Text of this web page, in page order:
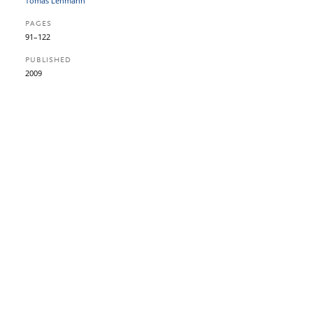
PAGES
91–122
PUBLISHED
2009